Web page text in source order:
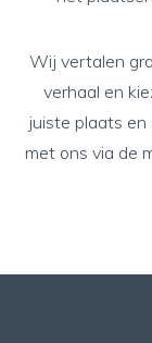
Wij vertalen
verhaal en
juiste plaats
met ons via de